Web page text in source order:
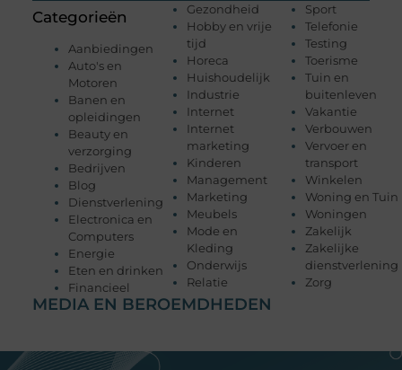
Categorieën
Aanbiedingen
Auto's en
Motoren
Banen en
opleidingen
Beauty en
verzorging
Bedrijven
Blog
Dienstverlening
Electronica en
Computers
Energie
Eten en drinken
Financieel
Gezondheid
Hobby en vrije
tijd
Horeca
Huishoudelijk
Industrie
Internet
Internet
marketing
Kinderen
Management
Marketing
Meubels
Mode en
Kleding
Onderwijs
Relatie
Sport
Telefonie
Testing
Toerisme
Tuin en
buitenleven
Vakantie
Verbouwen
Vervoer en
transport
Winkelen
Woning en Tuin
Woningen
Zakelijk
Zakelijke
dienstverlening
Zorg
MEDIA EN BEROEMDHEDEN